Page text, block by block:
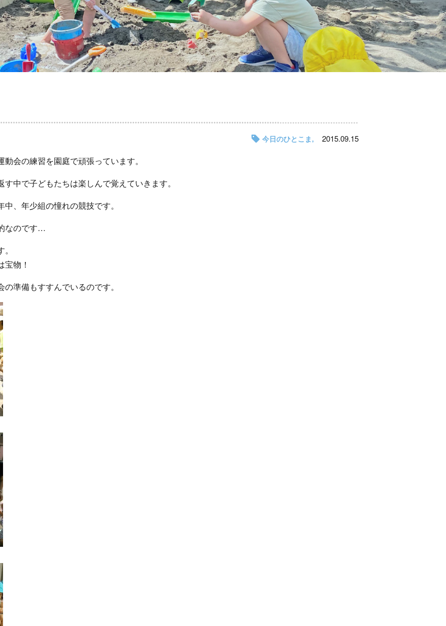
今日のひとこま 2015.09.15
会の練習を園庭で頑張っています。
中で子どもたちは楽しんで覚えていきます。
、年少組の憧れの競技です。
なのです…
物！
準備もすすんでいるのです。